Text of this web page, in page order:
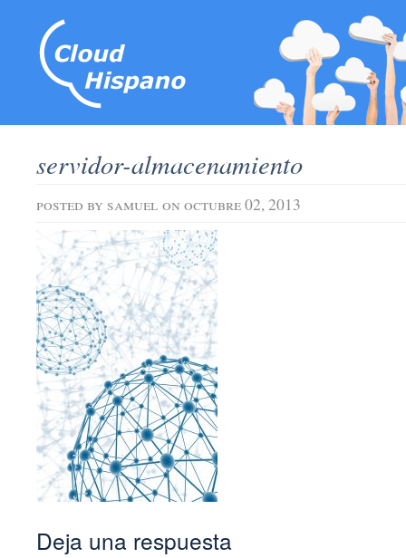
servidor-almacenamiento
posted by samuel on octubre 02, 2013
Deja una respuesta